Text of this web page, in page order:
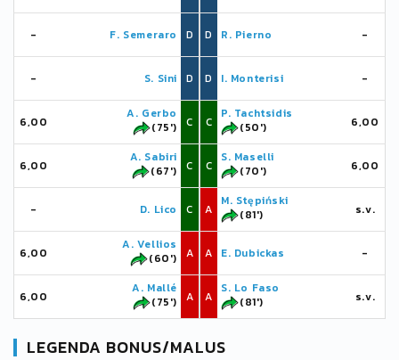
- F. Semeraro D
- S. Sini D
6,00
A. Gerbo
(75')
C
6,00
A. Sabiri
(67')
C
- D. Lico C
6,00
A. Vellios
(60')
A
6,00
A. Mallé
(75')
A
D R. Pierno -
D I. Monterisi -
C
P. Tachtsidis
(50')
6,00
C
S. Maselli
(70')
6,00
A
M. Stępiński
(81')
s.v.
A E. Dubickas -
A
S. Lo Faso
(81')
s.v.
LEGENDA BONUS/MALUS